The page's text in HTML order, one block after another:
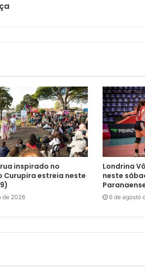
inspirado no
Curupira estreia neste
de 2026
Londrina
neste
6 de agosto